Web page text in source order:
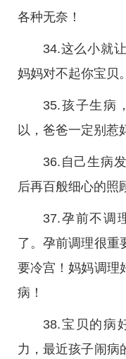
各种无奈！
34.这么小就
妈妈对不起你宝贝。
35.孩子生病
以，爸爸一定别惹
36.自己生病
后再百般细心的照
37.孕前不调
了。孕前调理很重
要冷宫！妈妈调理
病！
38.宝贝的病
力，最近孩子闹病